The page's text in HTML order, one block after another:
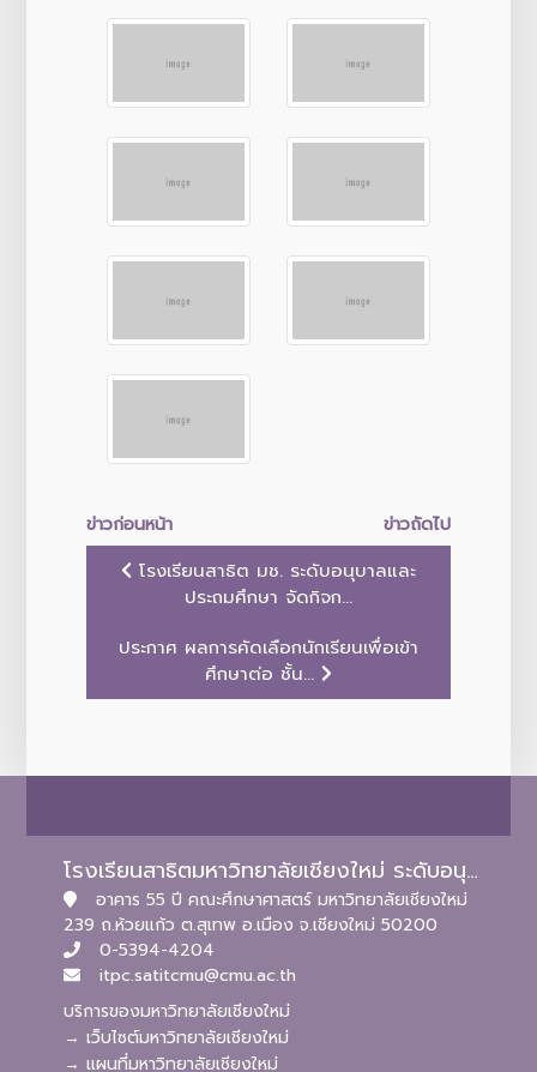
ข่าวก่อนหน้า
ข่าวถัดไป
โรงเรียนสาธิต มช. ระดับอนุบาลและ
ประถมศึกษา จัดกิจก...
ประกาศ ผลการคัดเลือกนักเรียนเพื่อเข้า
ศึกษาต่อ ชั้น...
โรงเรียนสาธิตมหาวิทยาลัยเชียงใหม่ ระดับอนุบาลและประถมศึกษา
อาคาร 55 ปี คณะศึกษาศาสตร์ มหาวิทยาลัยเชียงใหม่
239 ถ.ห้วยแก้ว ต.สุเทพ อ.เมือง จ.เชียงใหม่ 50200
0-5394-4204
itpc.satitcmu@cmu.ac.th
บริการของมหาวิทยาลัยเชียงใหม่
→ เว็บไซต์มหาวิทยาลัยเชียงใหม่
→ แผนที่มหาวิทยาลัยเชียงใหม่